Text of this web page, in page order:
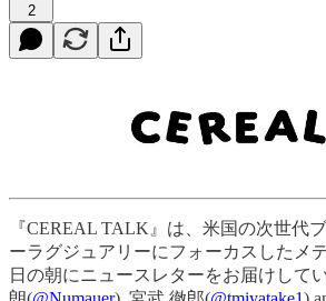
2
『CEREAL TALK』は、米国の次世代
ーラグジュアリーにフォーカスしたメ
日の朝にニュースレターをお届けして